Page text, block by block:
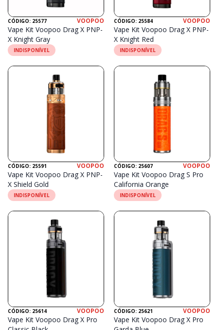
CÓDIGO: 25577 VOOPOO
Vape Kit Voopoo Drag X PNP-
X Knight Gray
INDISPONÍVEL
CÓDIGO: 25584 VOOPOO
Vape Kit Voopoo Drag X PNP-
X Knight Red
INDISPONÍVEL
CÓDIGO: 25591 VOOPOO
Vape Kit Voopoo Drag X PNP-
X Shield Gold
INDISPONÍVEL
CÓDIGO: 25607 VOOPOO
Vape Kit Voopoo Drag S Pro
California Orange
INDISPONÍVEL
CÓDIGO: 25614 VOOPOO
Vape Kit Voopoo Drag X Pro
CÓDIGO: 25621 VOOPOO
Vape Kit Voopoo Drag X Pro